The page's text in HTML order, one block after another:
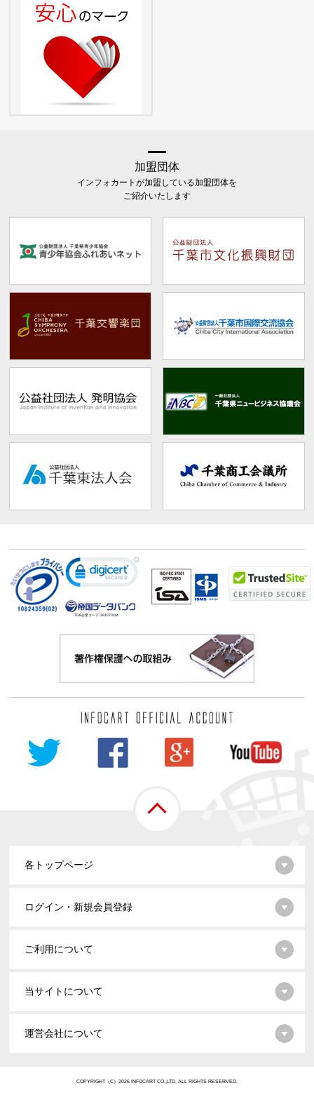
加盟団体
インフォカートが加盟している加盟団体を
ご紹介いたします
TDB企業コード:261070114
各トップページ
ログイン・新規会員登録
ご利用について
当サイトについて
運営会社について
COPYRIGHT（C）2026 INFOCART CO.,LTD. ALL RIGHTS RESERVED.